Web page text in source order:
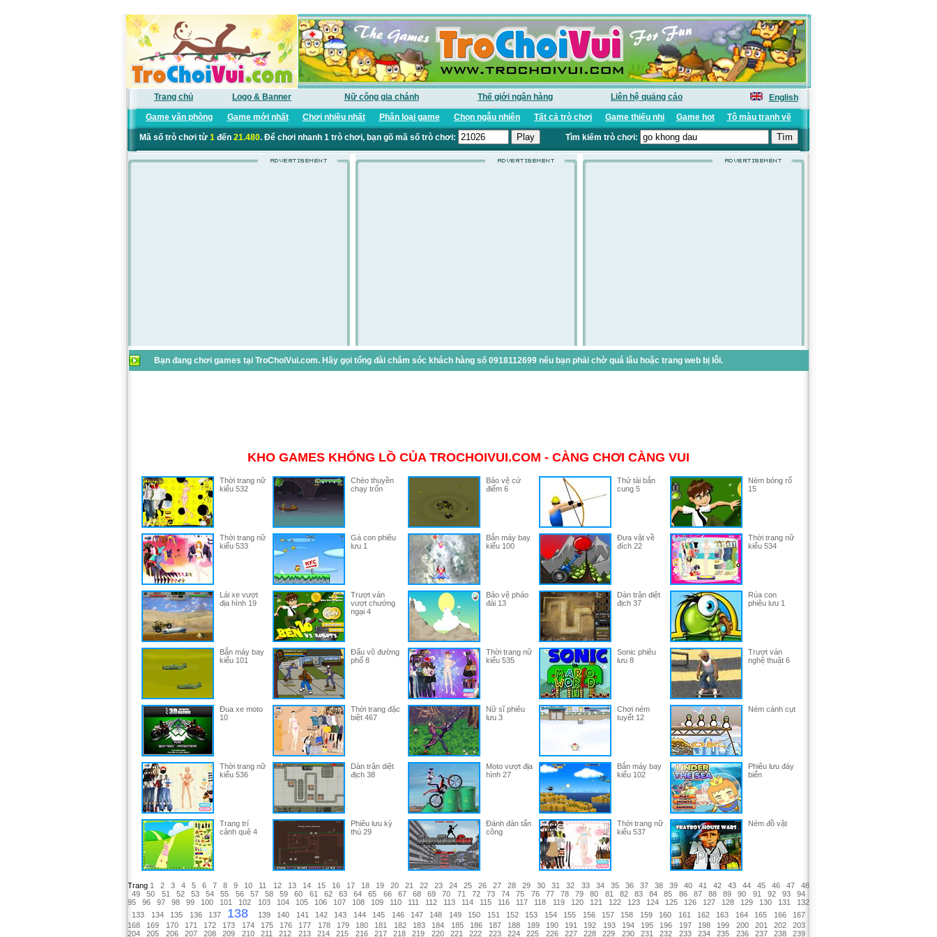
Trang chủ Logo & Banner Nữ công gia chánh Thế giới ngân hàng Liên hệ quảng cáo
English
Game văn phòng
Game mới nhất Chơi nhiều nhất Phân loại game Chọn ngẫu nhiên Tất cả trò chơi Game thiếu nhi Game hot Tô màu tranh vẽ
Mã số trò chơi từ 1đến 21.480. Để chơi nhanh 1 trò chơi, bạn gõ mã số trò chơi: Tìm kiếm trò chơi:
Bạn đang chơi games tại TroChoiVui.com. Hãy gọi tổng đài chăm sóc khách hàng số 0918112699 nếu bạn phải chờ quá lâu hoặc trang web bị lỗi.
KHO GAMES KHỔNG LỒ CỦA TROCHOIVUI.COM - CÀNG CHƠI CÀNG VUI
Thời trang nữ
kiểu 532
Chèo thuyền
chạy trốn
Bảo vệ cứ
điểm 6
Thử tài bắn
cung 5
Ném bóng rổ
15
Thời trang nữ
kiểu 533
Gà con phiêu
lưu 1
Bắn máy bay
kiểu 100
Đưa vật về
đích 22
Thời trang nữ
kiểu 534
Lái xe vượt
địa hình 19
Trượt ván
vượt chướng
ngại 4
Bảo vệ pháo
đài 13
Dàn trận diệt
địch 37
Rùa con
phiêu lưu 1
Bắn máy bay
kiểu 101
Đấu võ đường
phố 8
Thời trang nữ
kiểu 535
Sonic phiêu
lưu 8
Trượt ván
nghệ thuật 6
Đua xe moto
10
Thời trang đặc
biệt 467
Nữ sĩ phiêu
lưu 3
Chơi ném
tuyết 12
Ném cánh cụt
Thời trang nữ
kiểu 536
Dàn trận diệt
địch 38
Moto vượt địa
hình 27
Bắn máy bay
kiểu 102
Phiêu lưu đáy
biển
Trang trí
cảnh quê 4
Phiêu lưu kỳ
thú 29
Đánh đàn tấn
công
Thời trang nữ
kiểu 537
Ném đồ vật
Trang 1 2 3 4 5 6 7 8 9 10 11 12 13 14 15 16 17 18 19 20 21 22 23 24 25 26 27 28 29 30 31 32 33 34 35 36 37 38 39 40 41 42 43 44 45 46 47
48
49
50 51 52 53 54 55 56 57 58 59 60 61 62 63 64 65 66 67 68 69 70 71 72 73 74 75 76 77 78 79 80 81 82 83 84 85 86 87 88 89 90 91 92 93
94
95
96 97 98 99 100 101 102 103 104 105 106 107 108 109 110 111 112 113 114 115 116 117 118 119 120 121 122 123 124 125 126 127 128 129 130 131
132
133
134 135 136 137 138 139 140 141 142 143 144 145 146 147 148 149 150 151 152 153 154 155 156 157 158 159 160 161 162 163 164 165 166
167
168
169 170 171 172 173 174 175 176 177 178 179 180 181 182 183 184 185 186 187 188 189 190 191 192 193 194 195 196 197 198 199 200 201 202
203
204
205 206 207 208 209 210 211 212 213 214 215 216 217 218 219 220 221 222 223 224 225 226 227 228 229 230 231 232 233 234 235 236 237 238 239